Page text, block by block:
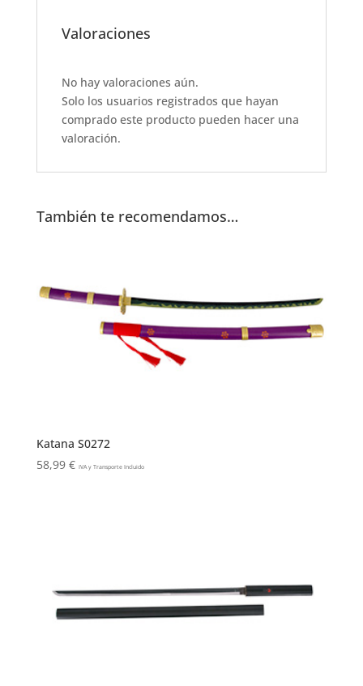
e
o
o
k
s
p
p
Valoraciones
No hay valoraciones aún.
Solo los usuarios registrados que hayan
comprado este producto pueden hacer una
valoración.
También te recomendamos…
Katana S0272
58,99 € IVA y Transporte Incluido